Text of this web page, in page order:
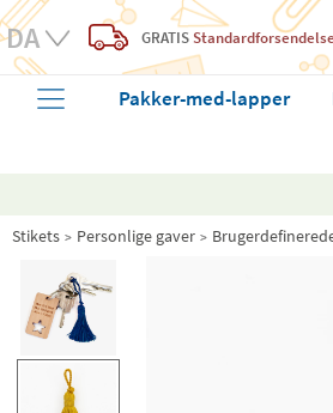
GRATIS Standardforsendelse
Pakker-med-lapper
Stikets Personlige gaver